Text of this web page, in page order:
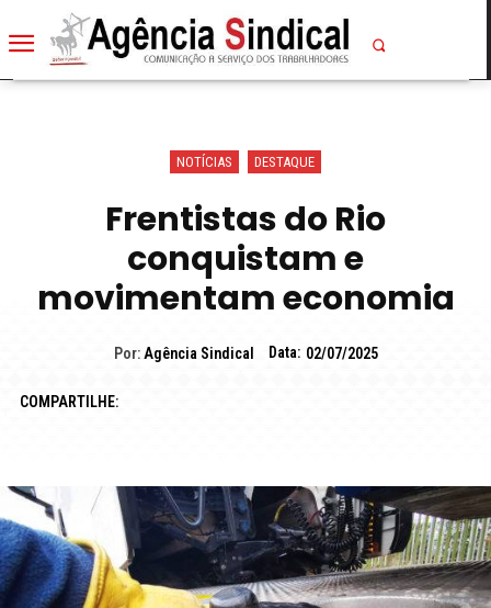
NOTÍCIAS DESTAQUE
Frentistas do Rio
conquistam e
movimentam economia
Por: Agência Sindical Data: 02/07/2025
COMPARTILHE: